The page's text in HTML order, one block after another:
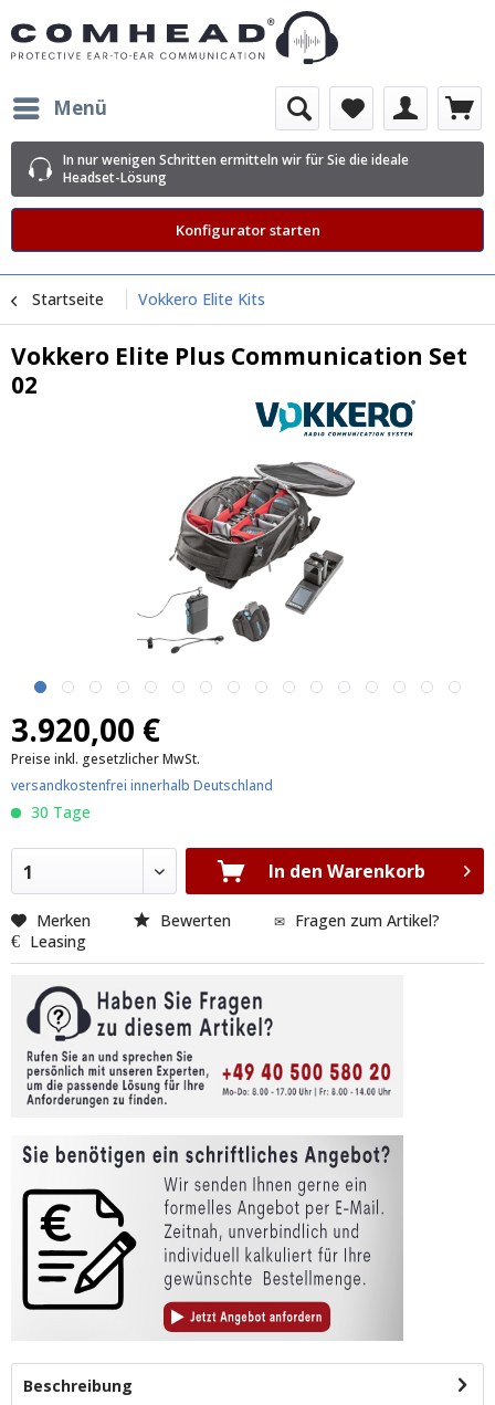
Menü
In nur wenigen Schritten ermitteln wir für Sie die ideale
Headset-Lösung
Konfigurator starten
Startseite Vokkero Elite Kits
Components/Session/PdoSessionHandler.php:560
Components/Session/PdoSessionHandler.php(560):
Components/Session/PdoSessionHandler.php(291):
Components/DependencyInjection/Bridge/
production_201707131430/proxies/
Shopware/Components/Session/PdoSessionHandler.php
Vokkero Elite Plus Communication Set
02
3.920,00 €
Preise inkl. gesetzlicher MwSt.
versandkostenfrei innerhalb Deutschland
30 Tage
1 In den Warenkorb
Merken Bewerten
Fragen zum Artikel?
Leasing
Beschreibung